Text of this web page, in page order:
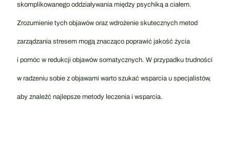
skomplikowanego oddziaływania między psychiką a ciałem.
Zrozumienie tych objawów oraz wdrożenie skutecznych metod
zarządzania stresem mogą znacząco poprawić jakość życia
i pomóc w redukcji objawów somatycznych. W przypadku trudności
w radzeniu sobie z objawami warto szukać wsparcia u specjalistów,
aby znaleźć najlepsze metody leczenia i wsparcia.